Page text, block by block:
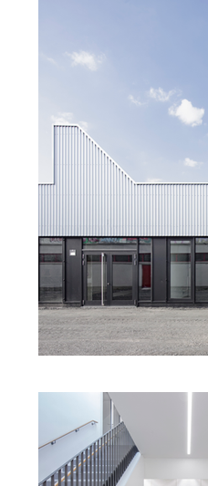
aufgenommen und neu
Der neue Eingang
Grünzug. Dort entsteht
Mediathek ein neuer
Die drei eigenständigen
die Heinrich-Emanuel-
Schule (erbaut 1978)
wurden zu einer
mach eins“. Dazu wurden
Haupterschließungsachse
verlaufende Magistrale
Durch die Neuordnung der
nach einzelnen
gestärkt. Um den
gerecht zu werden, wurde
und ein Angebot
Lernlandschaften
Bauabschnitten, der dritte
/
VERT. D.
DARMSTÄDTER